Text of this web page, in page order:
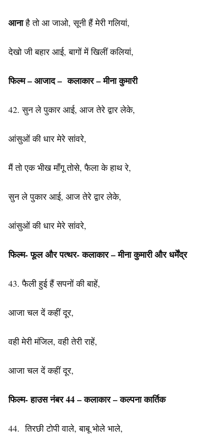
आनाहै तो आ जाओ, सूनी हैं मेरी गलियां,
देखो जी बहार आई, बागों में खिलीं कलियां,
फिल्म – आजाद – कलाकार – मीना कुमारी
42. सुन ले पुकार आई, आज तेरे द्वार लेके,
आंसुओं की धार मेरे सांवरे,
मैं तो एक भीख माँगू तोसे, फैला के हाथ रे,
सुन ले पुकार आई, आज तेरे द्वार लेके,
आंसुओं की धार मेरे सांवरे,
फिल्म- फूल और पत्थर-कलाकार– मीना कुमारी और धर्मेंद्र
43. फैली हुई हैं सपनों की बाहें,
आजा चल दें कहीं दूर,
वही मेरी मंजिल, वही तेरी राहें,
आजा चल दें कहीं दूर,
फिल्म- हाउस नंबर 44 – कलाकार – कल्पना कार्तिक
44. तिरछी टोपी वाले, बाबू भोले भाले,